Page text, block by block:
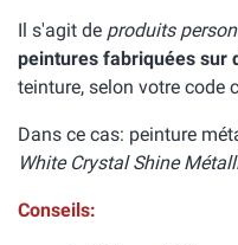
Il s'agit de produits
peintures fabriquées sur
teinture, selon votre code
Dans ce cas: peinture
White Crystal Shine
Conseils: